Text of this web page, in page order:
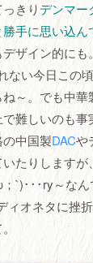
きりデンマー
手に思い込
ザイン的に
ない今日この
～。でも中
難しいのも事
中国製DACや
たりしますが
`)･･･ry～なん
ィオネタに挫